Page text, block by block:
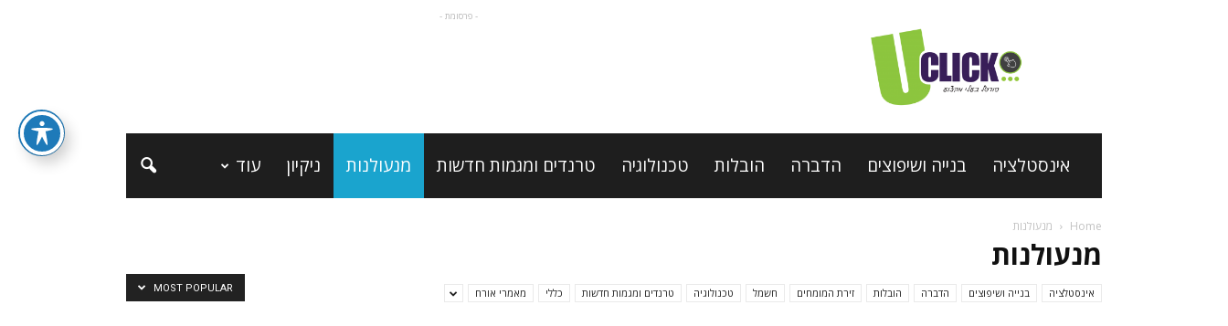
- פרסומת -
אינסטלציה בנייה ושיפוצים הדברה הובלות טכנולוגיה טרנדים ומגמות חדשות מנעולנות ניקיון עוד
Home מנעולנות
מנעולנות
אינסטלציה בנייה ושיפוצים הדברה הובלות זירת המומחים חשמל טכנולוגיה טרנדים ומגמות חדשות כללי מאמרי אורח MOST POPULAR